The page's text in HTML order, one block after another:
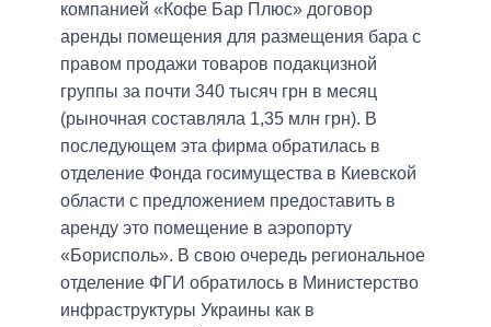
компанией «Кофе Бар Плюс» договор
аренды помещения для размещения бара с
правом продажи товаров подакцизной
группы за почти 340 тысяч грн в месяц
(рыночная составляла 1,35 млн грн). В
последующем эта фирма обратилась в
отделение Фонда госимущества в Киевской
области с предложением предоставить в
аренду это помещение в аэропорту
«Борисполь». В свою очередь региональное
отделение ФГИ обратилось в Министерство
инфраструктуры Украины как в